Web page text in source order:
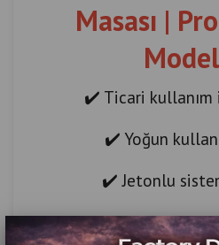
Masası |
✔️ Ticari kullanım
✔️ Yoğun
✔️ Jetonlu
✔️ Uzun